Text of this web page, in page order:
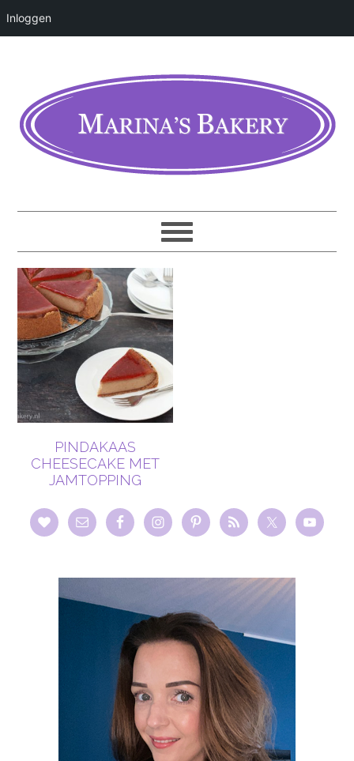
Inloggen
PINDAKAAS
CHEESECAKE MET
JAMTOPPING